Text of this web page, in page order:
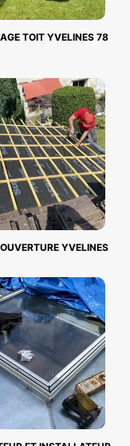
TOIT YVELINES 78
YVELINES